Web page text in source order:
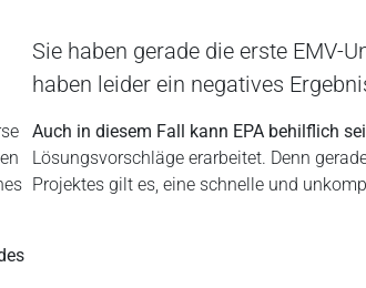
Sie haben gerade die erste EMV-
haben leider ein negatives
Auch in diesem Fall kann EPA behilflich
Lösungsvorschläge erarbeitet. Denn
Projektes gilt es, eine schnelle und